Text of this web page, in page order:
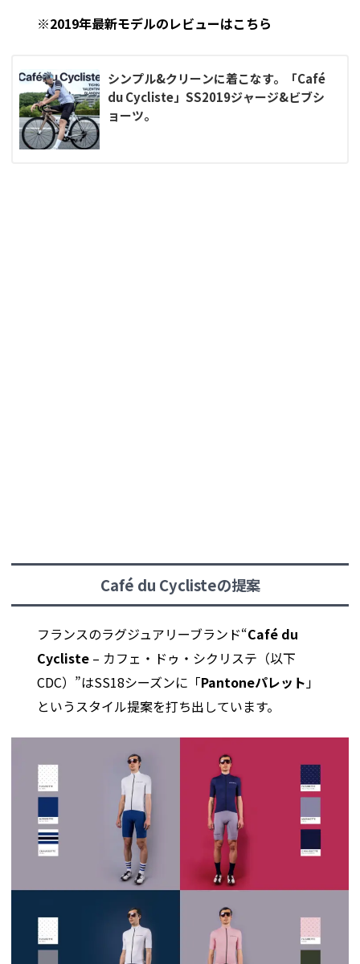
※2019年最新モデルのレビューはこちら
シンプル&クリーンに着こなす。「Café
du Cycliste」SS2019ジャージ&ビブシ
ョーツ。
Café du Cyclisteの提案
フランスのラグジュアリーブランド“Café du
Cycliste – カフェ・ドゥ・シクリステ（以下
CDC）”はSS18シーズンに「Pantoneパレット 」
というスタイル提案を打ち出しています。